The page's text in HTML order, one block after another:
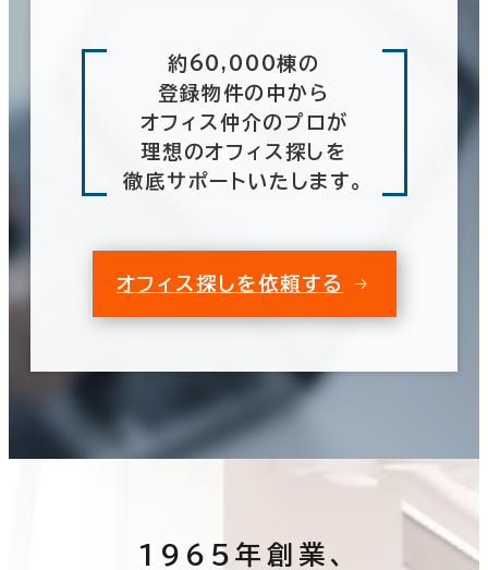
約60,000棟の
登録物件の中から
オフィス仲介のプロが
理想のオフィス探しを
徹底サポートいたします。
オフィス探しを依頼する
1965年創業、